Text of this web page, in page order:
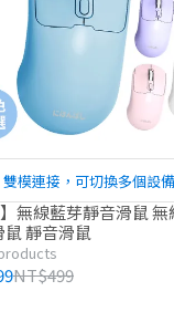
雙模連接，可切換多個設備
】無線藍芽靜音滑鼠 無
鼠 靜音滑鼠
NT$499